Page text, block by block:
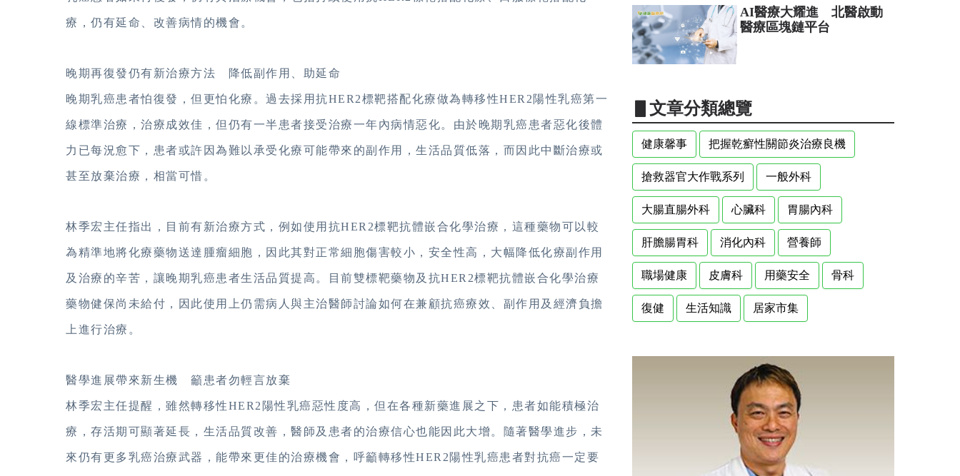
療，仍有延命、改善病情的機會。
晚期再復發仍有新治療方法 降低副作用、助延命
晚期乳癌患者怕復發，但更怕化療。過去採用抗HER2標靶搭配化療做為轉移性HER2陽性乳癌第一
線標準治療，治療成效佳，但仍有一半患者接受治療一年內病情惡化。由於晚期乳癌患者惡化後體
力已每況愈下，患者或許因為難以承受化療可能帶來的副作用，生活品質低落，而因此中斷治療或
甚至放棄治療，相當可惜。
林季宏主任指出，目前有新治療方式，例如使用抗HER2標靶抗體嵌合化學治療，這種藥物可以較
為精準地將化療藥物送達腫瘤細胞，因此其對正常細胞傷害較小，安全性高，大幅降低化療副作用
及治療的辛苦，讓晚期乳癌患者生活品質提高。目前雙標靶藥物及抗HER2標靶抗體嵌合化學治療
藥物健保尚未給付，因此使用上仍需病人與主治醫師討論如何在兼顧抗癌療效、副作用及經濟負擔
上進行治療。
醫學進展帶來新生機 籲患者勿輕言放棄
林季宏主任提醒，雖然轉移性HER2陽性乳癌惡性度高，但在各種新藥進展之下，患者如能積極治
療，存活期可顯著延長，生活品質改善，醫師及患者的治療信心也能因此大增。隨著醫學進步，未
來仍有更多乳癌治療武器，能帶來更佳的治療機會，呼籲轉移性HER2陽性乳癌患者對抗癌一定要
AI醫療大耀進 北醫啟動
醫療區塊鏈平台
▋文章分類總覽
健康馨事 把握乾癬性關節炎治療良機
搶救器官大作戰系列 一般外科
大腸直腸外科 心臟科 胃腸內科
肝膽腸胃科 消化內科 營養師
職場健康 皮膚科 用藥安全 骨科
復健 生活知識 居家市集